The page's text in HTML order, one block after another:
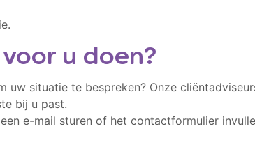
u doen?
uw situatie te bespreken? Onze
bij u past.
e-mail sturen of het contactformulier